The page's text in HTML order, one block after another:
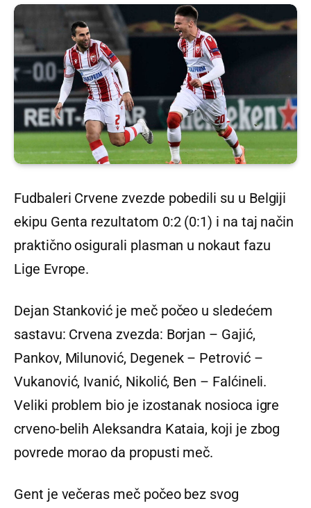
Fudbaleri Crvene zvezde pobedili su u Belgiji
ekipu Genta rezultatom 0:2 (0:1) i na taj način
praktično osigurali plasman u nokaut fazu
Lige Evrope.
Dejan Stanković je meč počeo u sledećem
sastavu: Crvena zvezda: Borjan – Gajić,
Pankov, Milunović, Degenek – Petrović –
Vukanović, Ivanić, Nikolić, Ben – Falćineli.
Veliki problem bio je izostanak nosioca igre
crveno-belih Aleksandra Kataia, koji je zbog
povrede morao da propusti meč.
Gent je večeras meč počeo bez svog